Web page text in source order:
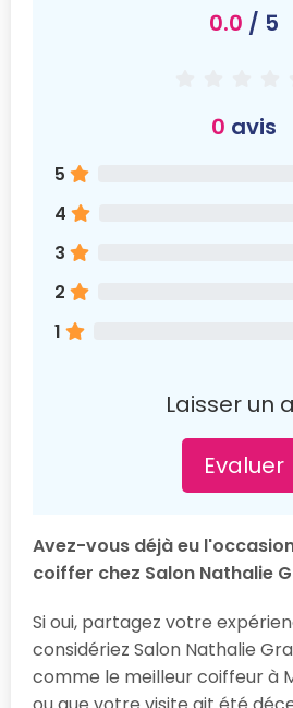
0.0 / 5
0 avis
5
4
3
2
1
Laisser un
Evaluer
Avez-vous déjà eu
coiffer chez Salon Nathalie
Si oui, partagez votre
considériez Salon Nathalie
comme le meilleur coiffeur à